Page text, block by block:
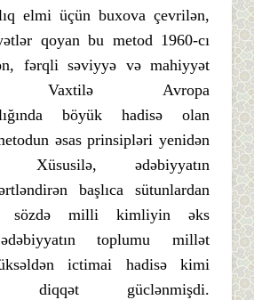
elmi üçün buxova çevrilən,
qoyan bu metod 1960-cı
fərqli səviyyə və mahiyyət
Vaxtilə Avropa
böyük hadisə olan
əsas prinsipləri yenidən
Xüsusilə, ədəbiyyatın
başlıca sütunlardan
milli kimliyin əks
toplumu millət
ictimai hadisə kimi
diqqət güclənmişdi.